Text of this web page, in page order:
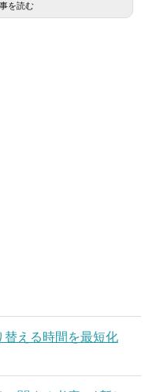
を読む
える時間を最短化